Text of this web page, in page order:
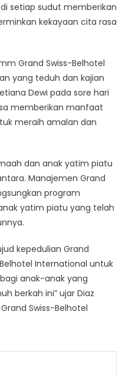
setiap sudut memberikan
kekayaan cita rasa
Grand Swiss-Belhotel
yang teduh dan kajian
Dewi pada sore hari
memberikan manfaat
meraih amalan dan
dan anak yatim piatu
Manajemen Grand
program
yatim piatu yang telah
kepedulian Grand
International untuk
anak-anak yang
berkah ini” ujar Diaz
Swiss-Belhotel